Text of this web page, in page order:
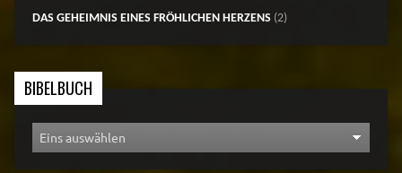
DAS GEHEIMNIS EINES FRÖHLICHEN HERZENS(2)
BIBELBUCH